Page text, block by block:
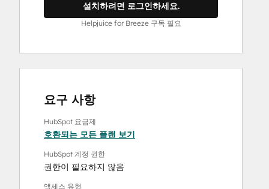
설치하려면 로그인하세요.
Helpjuice for Breeze 구독 필요
요구 사항
HubSpot 요금제
호환되는 모든 플랜 보기
HubSpot 계정 권한
권한이 필요하지 않음
액세스 유형